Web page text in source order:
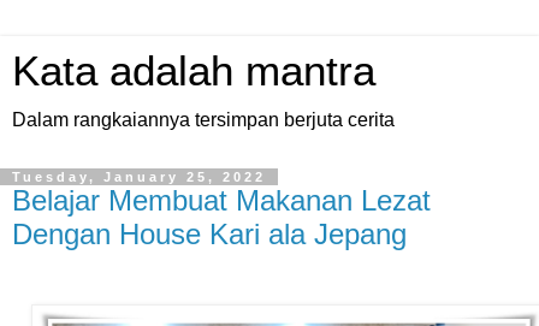
Kata adalah mantra
Dalam rangkaiannya tersimpan berjuta cerita
Tuesday, January 25, 2022
Belajar Membuat Makanan Lezat
Dengan House Kari ala Jepang